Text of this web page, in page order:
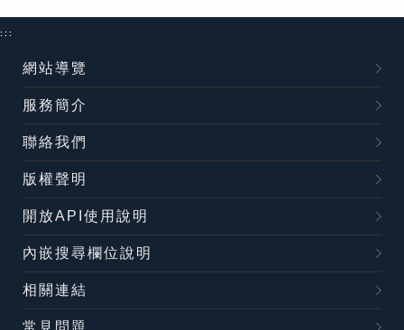
:::
網站導覽
服務簡介
聯絡我們
版權聲明
開放API使用說明
內嵌搜尋欄位說明
相關連結
常見問題